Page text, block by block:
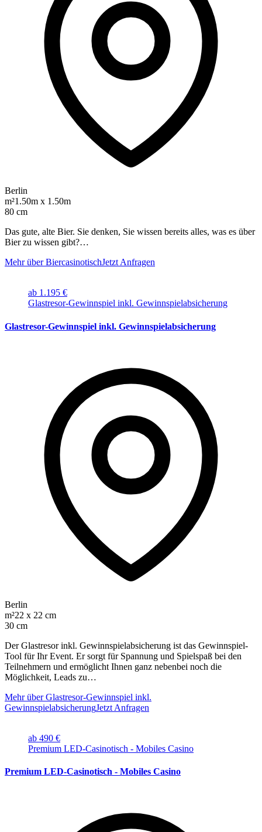
Berlin
m²1.50m x 1.50m
80 cm
Das gute, alte Bier. Sie denken, Sie wissen bereits alles, was es über
Bier zu wissen gibt?…
Mehr über BiercasinotischJetzt Anfragen
ab 1.195 €
Glastresor-Gewinnspiel inkl. Gewinnspielabsicherung
Glastresor-Gewinnspiel inkl. Gewinnspielabsicherung
Berlin
m²22 x 22 cm
30 cm
Der Glastresor inkl. Gewinnspielabsicherung ist das Gewinnspiel-
Tool für Ihr Event. Er sorgt für Spannung und Spielspaß bei den
Teilnehmern und ermöglicht Ihnen ganz nebenbei noch die
Möglichkeit, Leads zu…
Mehr über Glastresor-Gewinnspiel inkl.
GewinnspielabsicherungJetzt Anfragen
ab 490 €
Premium LED-Casinotisch - Mobiles Casino
Premium LED-Casinotisch - Mobiles Casino